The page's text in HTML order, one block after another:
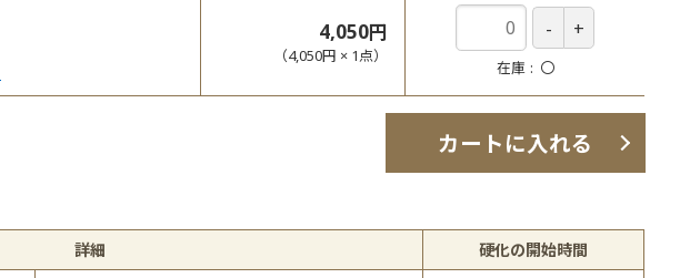
4,050円
（4,050円 × 1点）
在庫 〇
カートに入れる
詳細 硬化の開始時間